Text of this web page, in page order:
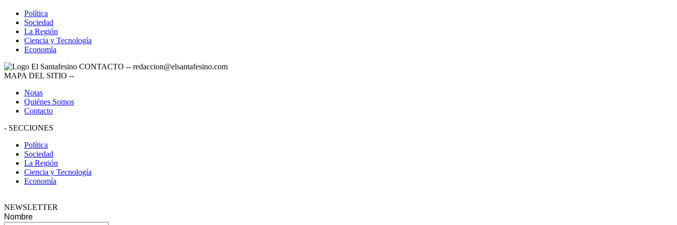
Política
Sociedad
La Región
Ciencia y Tecnología
Economía
CONTACTO -- redaccion@elsantafesino.com
MAPA DEL SITIO --
Notas
Quiénes Somos
Contacto
- SECCIONES
Política
Sociedad
La Región
Ciencia y Tecnología
Economía
NEWSLETTER
Nombre